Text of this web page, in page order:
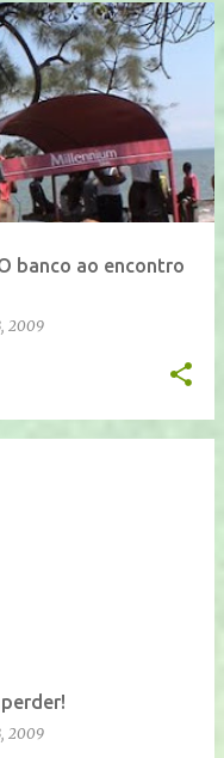
banco ao encontro
2009
2009